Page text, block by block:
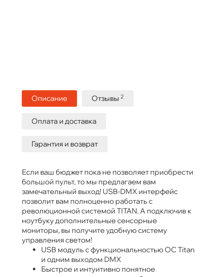
Описание Отзывы 2
Оплата и доставка
Гарантия и возврат
Если ваш бюджет пока не позволяет приобрести
большой пульт, то мы предлагаем вам
замечательный выход! USB-DMX интерфейс
позволит вам полноценно работать с
революционной системой TITAN. А подключив к
ноутбуку дополнительные сенсорные
мониторы, вы получите удобную систему
управления светом!
USB модуль с функциональностью ОС Titan
и одним выходом DMX
Быстрое и интуитивно понятное